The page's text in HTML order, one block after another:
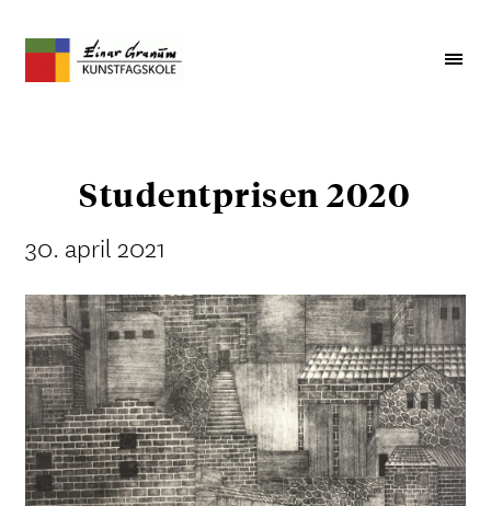
Studentprisen 2020
30. april 2021